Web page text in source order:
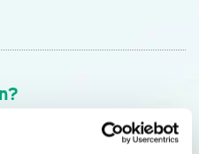
inspiratie, acties en tips
Vogelbescherming.